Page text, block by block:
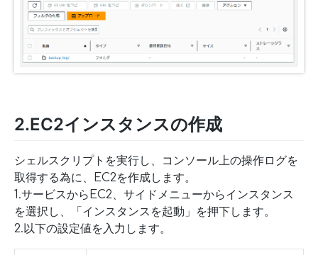
2.EC2インスタンスの作成
シェルスクリプトを実行し、コンソール上の操作ログを
取得する為に、EC2を作成します。
1.サービスからEC2、サイドメニューからインスタンス
を選択し、「インスタンスを起動」を押下します。
2.以下の設定値を入力します。